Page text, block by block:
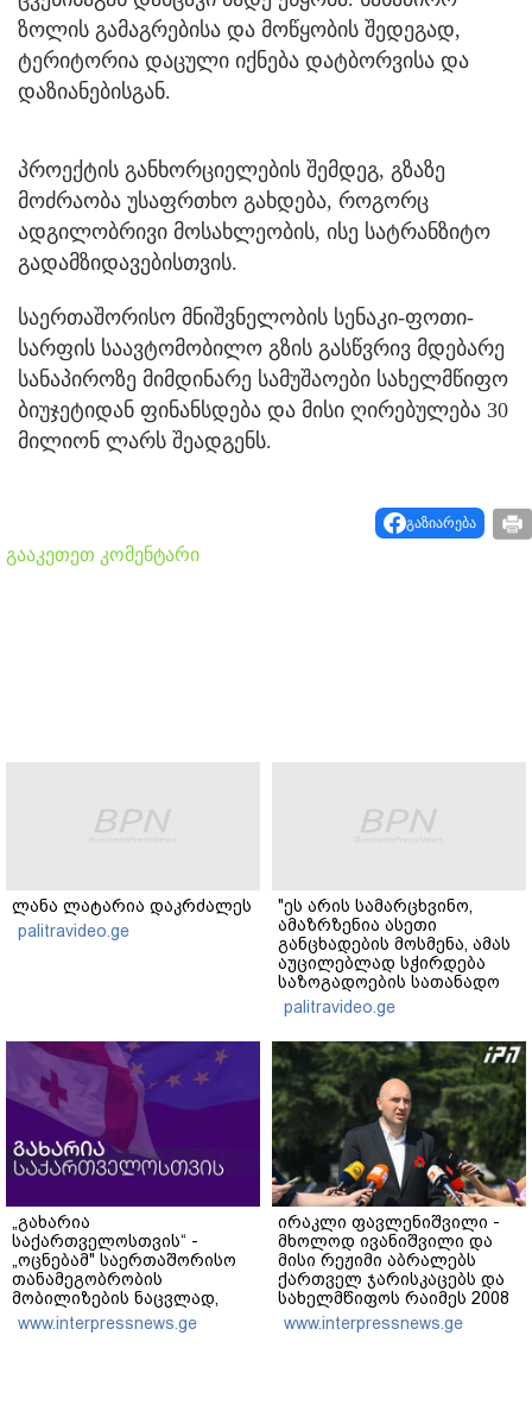
ზოლის გამაგრებისა და მოწყობის შედეგად,
ტერიტორია დაცული იქნება დატბორვისა და
დაზიანებისგან.
პროექტის განხორციელების შემდეგ, გზაზე
მოძრაობა უსაფრთხო გახდება, როგორც
ადგილობრივი მოსახლეობის, ისე სატრანზიტო
გადამზიდავებისთვის.
საერთაშორისო მნიშვნელობის სენაკი-ფოთი-
სარფის საავტომობილო გზის გასწვრივ მდებარე
სანაპიროზე მიმდინარე სამუშაოები სახელმწიფო
ბიუჯეტიდან ფინანსდება და მისი ღირებულება 30
მილიონ ლარს შეადგენს.
გაზიარება
გააკეთეთ კომენტარი
ლანა ლატარია დაკრძალეს
palitravideo.ge
"ეს არის სამარცხვინო,
ამაზრზენია ასეთი
განცხადების მოსმენა, ამას
აუცილებლად სჭირდება
საზოგადოების სათანადო
რეაქცია" - ირაკლი
კობახიძე
palitravideo.ge
„გახარია
საქართველოსთვის“ -
„ოცნებამ" საერთაშორისო
თანამეგობრობის
მობილიზების ნაცვლად,
საკუთარი ქვეყნის
დადანაშაულება არჩია -
www.interpressnews.ge
ირაკლი ფავლენიშვილი -
მხოლოდ ივანიშვილი და
მისი რეჟიმი აბრალებს
ქართველ ჯარისკაცებს და
სახელმწიფოს რაიმეს 2008
წლის აგვისტოს ომში -
არანაირი დანაშაული არ
www.interpressnews.ge